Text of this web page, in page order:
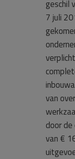
geschil
7 juli
van
door
van €